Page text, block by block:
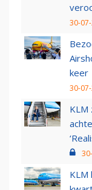
30-
keer
30-